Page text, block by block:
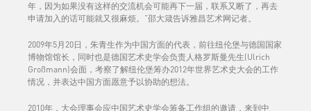
年，因为如果没有这样的交流机会可能再下一届，联系又断了，再去
申请加入的话可能就又很麻烦。”邵大箴告诉雅昌艺术网记者。
2009年5月20日，朱青生作为中国方面的代表，前往纽伦堡与德国国家
博物馆馆长，同时也是德国艺术史学会负责人格罗斯曼先生(Ulrich
Großmann)会面，考察了解纽伦堡筹办2012年世界艺术史大会的工作
情况，并表达中国方面愿意予以协助的想法。
2010年，大会理事会应中国艺术史学会筹备工作组的邀请，来到中